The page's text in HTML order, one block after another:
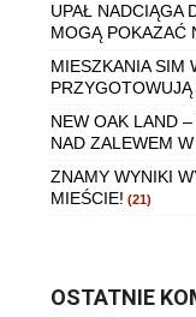
UPAŁ NADCIĄGA
MOGĄ POKAZAĆ
MIESZKANIA SIM
NEW OAK LAND
NAD ZALEWEM
ZNAMY WYNIKI
MIEŚCIE! (21)
OSTATNIE